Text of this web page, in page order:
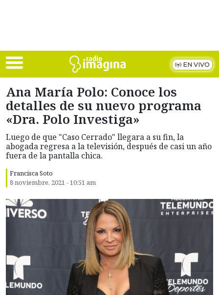
EN VIVO
Ana María Polo: Conoce los
detalles de su nuevo programa
«Dra. Polo Investiga»
Luego de que "Caso Cerrado" llegara a su fin, la
abogada regresa a la televisión, después de casi un año
fuera de la pantalla chica.
Francisca Soto
8 noviembre, 2021 - 10:51 am